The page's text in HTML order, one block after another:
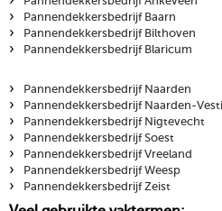
› Pannendekkersbedrijf Baarn
› Pannendekkersbedrijf Bilthoven
› Pannendekkersbedrijf Blaricum
› Pannendekkersbedrijf Naarden
› Pannendekkersbedrijf Naarden-
› Pannendekkersbedrijf Nigtevecht
› Pannendekkersbedrijf Soest
› Pannendekkersbedrijf Vreeland
› Pannendekkersbedrijf Weesp
› Pannendekkersbedrijf Zeist